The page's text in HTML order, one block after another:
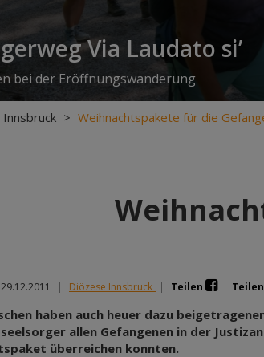
Via Laudato si’
bei der Eröffnungswanderung
> Weihnachtspakete für die
| Diözese Innsbruck | Teilen Teilen
haben auch heuer dazu
allen Gefangenen in der
überreichen konnten.